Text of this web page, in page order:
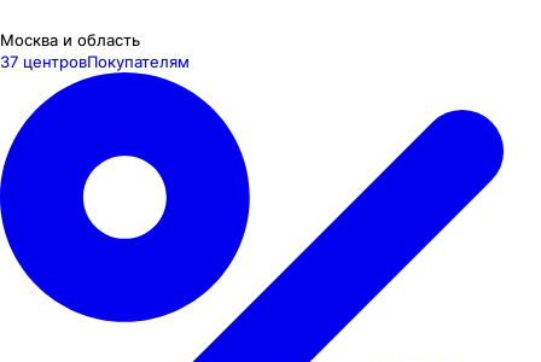
Москва и область
37 центровПокупателям